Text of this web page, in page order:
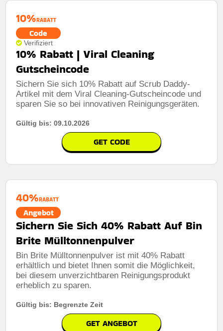
10%RABATT
Code
Verifiziert
10% Rabatt | Viral Cleaning
Gutscheincode
Sichern Sie sich 10% Rabatt auf Scrub Daddy-
Artikel mit dem Viral Cleaning-Gutscheincode und
sparen Sie so bei innovativen Reinigungsgeräten.
Gültig bis: 09.10.2026
GET CODE
40%RABATT
Angebot
Sichern Sie Sich 40% Rabatt Auf Bin
Brite Mülltonnenpulver
Bin Brite Mülltonnenpulver ist mit 40% Rabatt
erhältlich und bietet Ihnen somit die Möglichkeit,
bei diesem unverzichtbaren Reinigungsprodukt
erheblich zu sparen.
Gültig bis: Begrenzte Zeit
GET ANGEBOT